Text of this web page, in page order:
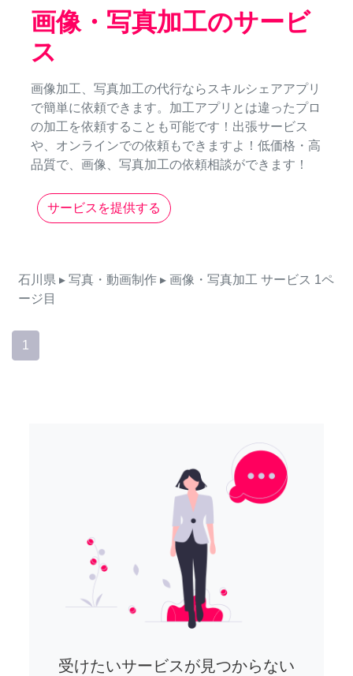
画像・写真加工のサービ
ス
画像加工、写真加工の代行ならスキルシェアアプリ
で簡単に依頼できます。加工アプリとは違ったプロ
の加工を依頼することも可能です！出張サービス
や、オンラインでの依頼もできますよ！低価格・高
品質で、画像、写真加工の依頼相談ができます！
サービスを提供する
石川県 ▸ 写真・動画制作 ▸ 画像・写真加工 サービス 1ペ
ージ目
1
受けたいサービスが見つからない